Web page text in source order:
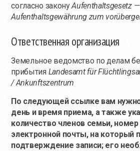
согласно законуAufenthaltsgesetz
Aufenthaltsgewährung zum
Ответственная организация
Земельное ведомство по делам
прибытия Landesamt für
/ Ankunftszentrum
По следующей ссылке вам
день и время приема, а также
количество членов семьи,
электронной почты, на который
подтверждение записи; его